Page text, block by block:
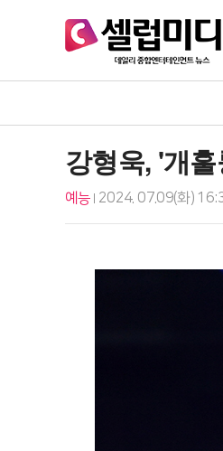
강형욱, '개
예능 2024. 07.09(화)